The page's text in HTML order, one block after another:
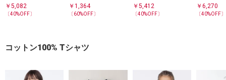
ショーツ
￥ 5,082
〔40%OFF〕
乾〉80～130cm / ラ
ッシュガード Tシャ
￥1,364
〔60%OFF〕
ショーツ
￥ 5,412
〔40%OFF〕
抗菌・防
ニット フ
￥6,270
〔40%OFF〕
コットン100% Tシャツ